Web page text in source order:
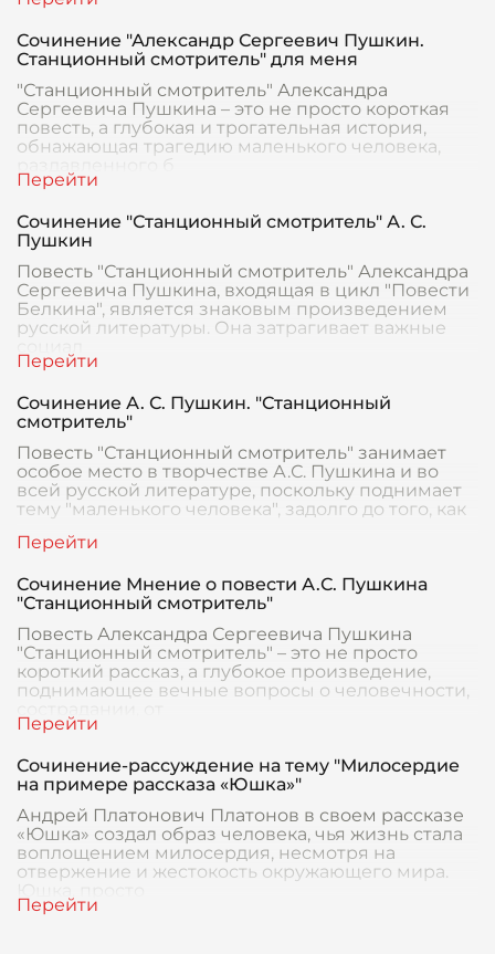
Сочинение "Александр Сергеевич Пушкин.
Станционный смотритель" для меня
"Станционный смотритель" Александра
Сергеевича Пушкина – это не просто короткая
повесть, а глубокая и трогательная история,
обнажающая трагедию маленького человека,
раздавленного б
Сочинение "Станционный смотритель" А. С.
Пушкин
Повесть "Станционный смотритель" Александра
Сергеевича Пушкина, входящая в цикл "Повести
Белкина", является знаковым произведением
русской литературы. Она затрагивает важные
Сочинение А. С. Пушкин. "Станционный
смотритель"
Повесть "Станционный смотритель" занимает
особое место в творчестве А.С. Пушкина и во
всей русской литературе, поскольку поднимает
тему "маленького человека", задолго до того, как
Сочинение Мнение о повести А.С. Пушкина
"Станционный смотритель"
Повесть Александра Сергеевича Пушкина
"Станционный смотритель" – это не просто
короткий рассказ, а глубокое произведение,
поднимающее вечные вопросы о человечности,
Сочинение-рассуждение на тему "Милосердие
на примере рассказа «Юшка»"
Андрей Платонович Платонов в своем рассказе
«Юшка» создал образ человека, чья жизнь стала
воплощением милосердия, несмотря на
отвержение и жестокость окружающего мира.
Юшка, просто